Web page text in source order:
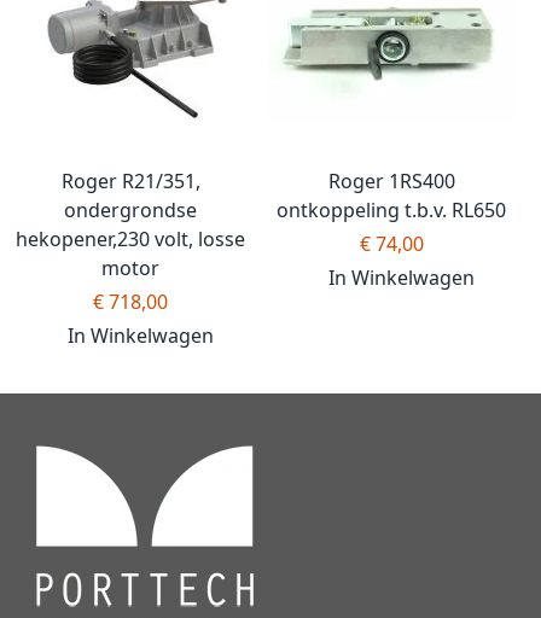
Roger R21/351,
ondergrondse
hekopener,230 volt, losse
motor
€ 718,00
In Winkelwagen
Roger 1RS400
ontkoppeling t.b.v. RL650
€ 74,00
In Winkelwagen